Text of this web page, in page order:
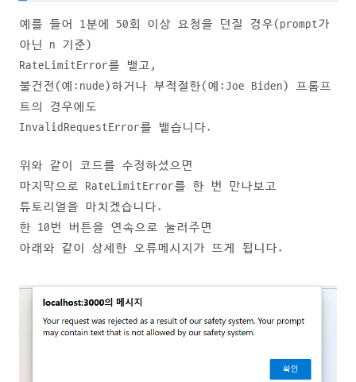
예를 들어 1분에 50회 이상 요청을 던질 경우(prompt가
아닌 n 기준)
RateLimitError를 뱉고,
불건전(예:nude)하거나 부적절한(예:Joe Biden) 프롬프
트의 경우에도
InvalidRequestError를 뱉습니다.
위와 같이 코드를 수정하셨으면
마지막으로 RateLimitError를 한 번 만나보고
튜토리얼을 마치겠습니다.
한 10번 버튼을 연속으로 눌러주면
아래와 같이 상세한 오류메시지가 뜨게 됩니다.